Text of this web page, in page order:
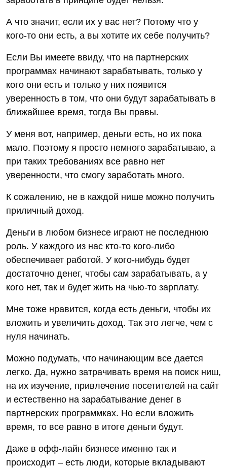
А что значит, если их у вас нет? Потому что у
кого-то они есть, а вы хотите их себе получить?
Если Вы имеете ввиду, что на партнерских
программах начинают зарабатывать, только у
кого они есть и только у них появится
уверенность в том, что они будут зарабатывать в
ближайшее время, тогда Вы правы.
У меня вот, например, деньги есть, но их пока
мало. Поэтому я просто немного зарабатываю, а
при таких требованиях все равно нет
уверенности, что смогу заработать много.
К сожалению, не в каждой нише можно получить
приличный доход.
Деньги в любом бизнесе играют не последнюю
роль. У каждого из нас кто-то кого-либо
обеспечивает работой. У кого-нибудь будет
достаточно денег, чтобы сам зарабатывать, а у
кого нет, так и будет жить на чью-то зарплату.
Мне тоже нравится, когда есть деньги, чтобы их
вложить и увеличить доход. Так это легче, чем с
нуля начинать.
Можно подумать, что начинающим все дается
легко. Да, нужно затрачивать время на поиск ниш,
на их изучение, привлечение посетителей на сайт
и естественно на зарабатывание денег в
партнерских программках. Но если вложить
время, то все равно в итоге деньги будут.
Даже в офф-лайн бизнесе именно так и
происходит – есть люди, которые вкладывают